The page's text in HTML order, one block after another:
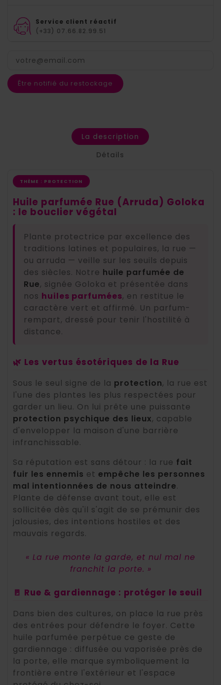
Service client réactif
(+33) 07.66.82.99.51
Être notifié du restockage
La description
Détails
THÈME : PROTECTION
Huile parfumée Rue (Arruda) Goloka
: le bouclier végétal
Plante protectrice par excellence des
traditions latines et populaires, la rue —
ou arruda — veille sur les seuils depuis
des siècles. Notre huile parfumée de
Rue, signée Goloka et présentée dans
nos huiles parfumées, en restitue le
caractère vert et affirmé. Un parfum-
rempart, dressé pour tenir l'hostilité à
distance.
🌿 Les vertus ésotériques de la Rue
Sous le seul signe de la protection, la rue est
l'une des plantes les plus respectées pour
garder un lieu. On lui prête une puissante
protection psychique des lieux, capable
d'envelopper la maison d'une barrière
infranchissable.
Sa réputation est sans détour : la rue fait
fuir les ennemis et empêche les personnes
mal intentionnées de nous atteindre.
Plante de défense avant tout, elle est
sollicitée dès qu'il s'agit de se prémunir des
jalousies, des intentions hostiles et des
mauvais regards.
« La rue monte la garde, et nul mal ne
franchit la porte. »
🚪 Rue & gardiennage : protéger le seuil
Dans bien des cultures, on place la rue près
des entrées pour défendre le foyer. Cette
huile parfumée perpétue ce geste de
gardiennage : diffusée ou vaporisée près de
la porte, elle marque symboliquement la
frontière entre l'extérieur et l'espace